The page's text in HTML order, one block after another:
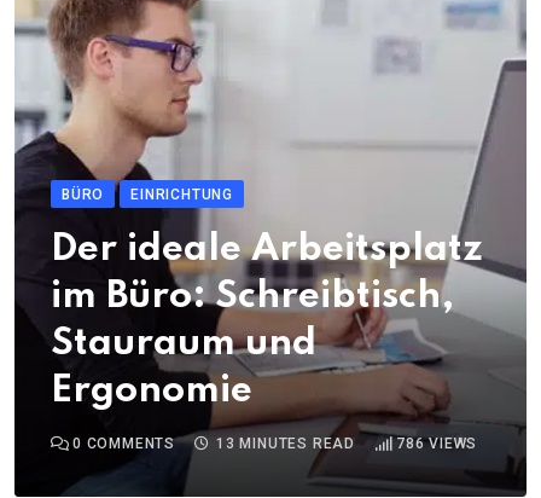
BÜRO EINRICHTUNG
Der ideale Arbeitsplatz
im Büro: Schreibtisch,
Stauraum und
Ergonomie
0 COMMENTS 13 MINUTES READ 786VIEWS